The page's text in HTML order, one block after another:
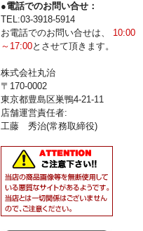
●電話でのお問い合せ：
TEL:03-3918-5914
お電話でのお問い合せは、
10:00
～17:00とさせて頂きます。
株式会社丸治
〒170-0002
東京都豊島区巣鴨4-21-11
店舗運営責任者:
工藤 秀治(常務取締役)